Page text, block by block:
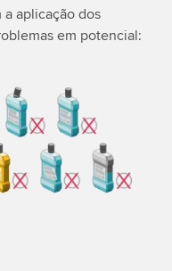
a aplicação dos
em potencial: